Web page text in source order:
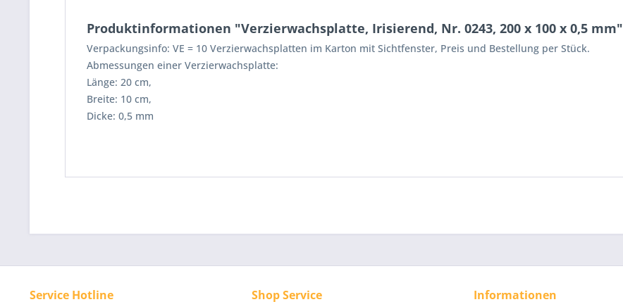
Produktinformationen "Verzierwachsplatte, Irisierend, Nr. 0243, 200 x 100 x 0,5 mm"
Verpackungsinfo: VE = 10 Verzierwachsplatten im Karton mit Sichtfenster, Preis und Bestellung per Stück.
Abmessungen einer Verzierwachsplatte:
Länge: 20 cm,
Breite: 10 cm,
Dicke: 0,5 mm
Service Hotline Shop Service Informationen